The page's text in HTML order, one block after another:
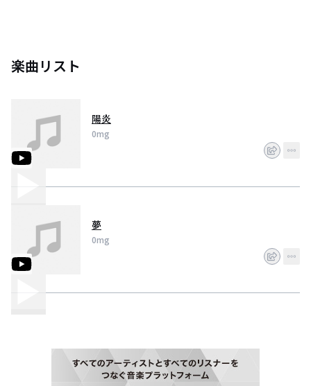
楽曲リスト
陽炎
0mg
夢
0mg